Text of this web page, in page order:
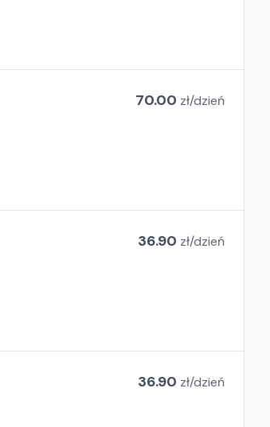
70.00 zł/dzień
36.90 zł/dzień
36.90 zł/dzień